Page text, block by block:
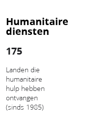
Humanitaire
diensten
175
Landen die
humanitaire
hulp hebben
ontvangen
(sinds 1985)